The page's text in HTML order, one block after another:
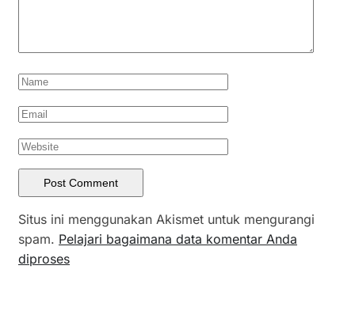
Situs ini menggunakan Akismet untuk mengurangi
spam. Pelajari bagaimana data komentar Anda
diproses